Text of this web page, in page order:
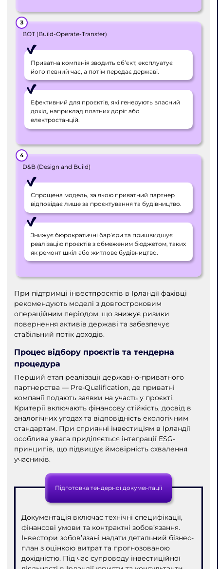
BOT (Build-Operate-Transfer)
Приватна компанія зводить об’єкт, експлуатує
його певний час, а потім передає державі.
Ефективний для проєктів, які генерують власний
дохід, наприклад платних доріг або
електростанцій.
D&B (Design and Build)
Спрощена модель, за якою приватний партнер
відповідає лише за проєктування та будівництво.
Знижує бюрократичні бар’єри та пришвидшує
реалізацію проєктів з обмеженим бюджетом, таких
як ремонт шкіл або житлове будівництво.
При підтримці інвестпроєктів в Ірландії фахівці
рекомендують моделі з довгостроковим
операційним періодом, що знижує ризики
повернення активів державі та забезпечує
стабільний потік доходів.
Процес відбору проєктів та тендерна
процедура
Перший етап реалізації державно-приватного
партнерства — Pre-Qualification, де приватні
компанії подають заявки на участь у проєкті.
Критерії включають фінансову стійкість, досвід в
аналогічних угодах та відповідність екологічним
стандартам. При сприянні інвестиціям в Ірландії
особлива увага приділяється інтеграції ESG-
принципів, що підвищує ймовірність схвалення
учасників.
Підготовка тендерної документації
Документація включає технічні специфікації,
фінансові умови та контрактні зобов’язання.
Інвестори зобов’язані надати детальний бізнес-
план з оцінкою витрат та прогнозованою
дохідністю. Під час супроводу інвестиційної